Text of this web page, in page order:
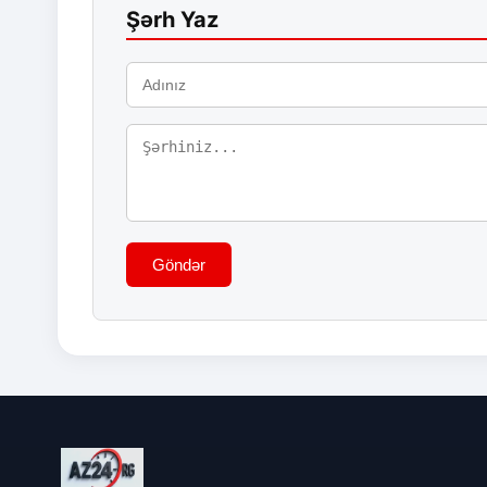
Şərh Yaz
Göndər